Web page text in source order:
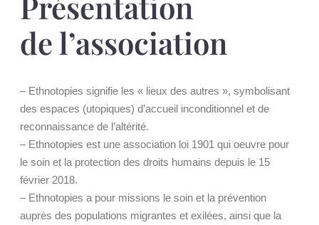
de l’association
– Ethnotopies signifie les « lieux des autres », symbolisant
des espaces (utopiques) d’accueil inconditionnel et de
reconnaissance de l’altérité.
– Ethnotopies est une association loi 1901 qui oeuvre pour
le soin et la protection des droits humains depuis le 15
février 2018.
– Ethnotopies a pour missions le soin et la prévention
auprès des populations migrantes et exilées, ainsi que la